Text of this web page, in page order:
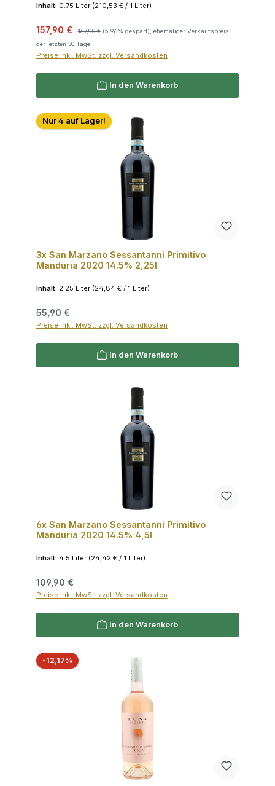
Inhalt: 0.75 Liter (210,53 € / 1 Liter)
Verkaufspreis:
157,90 € 167,90 € (5.96% gespart), ehemaliger Verkaufspreis
der letzten 30 Tage
Preise inkl. MwSt. zzgl. Versandkosten
In den Warenkorb
Nur 4 auf Lager!
3x San Marzano Sessantanni Primitivo
Manduria 2020 14.5% 2,25l
Inhalt: 2.25 Liter (24,84 € / 1 Liter)
Regulärer Preis:
55,90 €
Preise inkl. MwSt. zzgl. Versandkosten
In den Warenkorb
6x San Marzano Sessantanni Primitivo
Manduria 2020 14.5% 4,5l
Inhalt: 4.5 Liter (24,42 € / 1 Liter)
Regulärer Preis:
109,90 €
Preise inkl. MwSt. zzgl. Versandkosten
In den Warenkorb
-12,17%Rabatt